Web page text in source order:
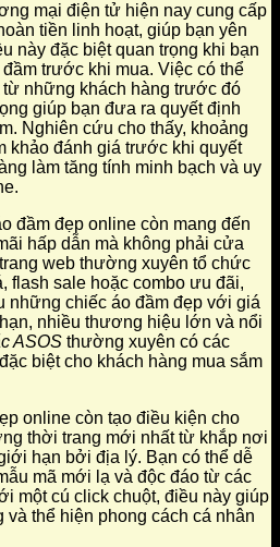
mại điện tử hiện nay cung cấp
tiền linh hoạt, giúp bạn yên
này đặc biệt quan trọng khi bạn
trước khi mua. Việc có thể
những khách hàng trước đó
giúp bạn đưa ra quyết định
Nghiên cứu cho thấy, khoảng
khảo đánh giá trước khi quyết
làm tăng tính minh bạch và uy
đầm đẹp online còn mang đến
hấp dẫn mà không phải cửa
web thường xuyên tổ chức
flash sale hoặc combo ưu đãi,
những chiếc áo đầm đẹp với giá
nhiều thương hiệu lớn và nổi
ASOS thường xuyên có các
biệt cho khách hàng mua sắm
online còn tạo điều kiện cho
thời trang mới nhất từ khắp nơi
hạn bởi địa lý. Bạn có thể dễ
mã mới lạ và độc đáo từ các
một cú click chuột, điều này giúp
thể hiện phong cách cá nhân